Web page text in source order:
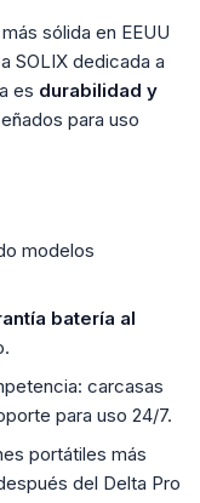
sólida en EEUU
SOLIX dedicada a
es durabilidad y
para uso
modelos
batería al
carcasas
para uso 24/7.
portátiles más
del Delta Pro